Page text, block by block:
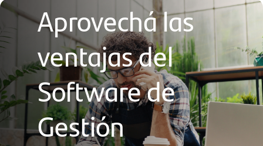
Aprovechá las
ventajas del
Software de
Gestión